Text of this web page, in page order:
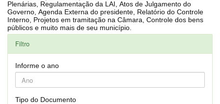
Plenárias, Regulamentação da LAI, Atos de Julgamento do
Governo, Agenda Externa do presidente, Relatório do Controle
Interno, Projetos em tramitação na Câmara, Controle dos bens
públicos e muito mais de seu município.
Filtro
Informe o ano
Tipo do Documento